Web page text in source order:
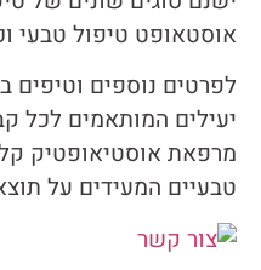
אוסטאופט טיפול טבעי
לפרטים נוספים וטיפים
יעילים המותאמים לכל
מרפאת אוסטיאופטיק
טבעיים המעידים על